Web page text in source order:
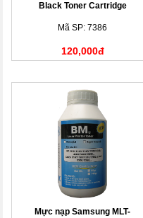
Black Toner Cartridge
Mã SP: 7386
120,000đ
Mực nạp Samsung MLT-